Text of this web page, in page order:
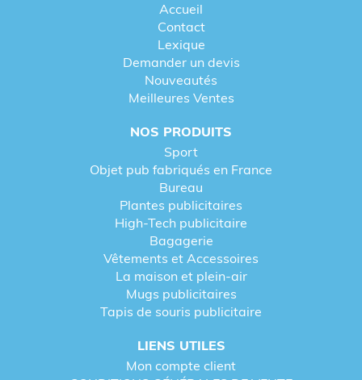
Accueil
Contact
Lexique
Demander un devis
Nouveautés
Meilleures Ventes
NOS PRODUITS
Sport
Objet pub fabriqués en France
Bureau
Plantes publicitaires
High-Tech publicitaire
Bagagerie
Vêtements et Accessoires
La maison et plein-air
Mugs publicitaires
Tapis de souris publicitaire
LIENS UTILES
Mon compte client